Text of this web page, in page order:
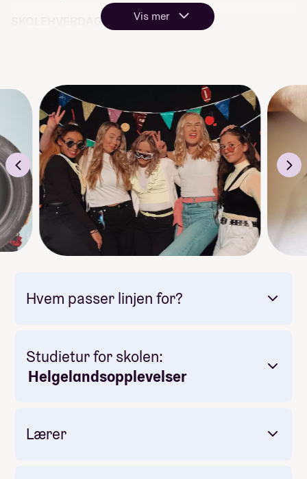
SKOLEHVERDAGEN
mulig. Noen temaer går over tre dager, andre temaer
går over flere uker. Vi jobber både i
grupper og
individuelt . Det er to uker med fordypning hvert
semester, da velger du selv hva du vil jobbe med.
Noen uker gjør vi også helt andre ting sammen med
resten av skolen.
På Kreativ MIXønsker vi å gi impulser til forandring,
kreativ energi, inspirasjon, gode ideer og initiativ.
Denne linja er
perfekt for degsom trives best når du
får holde på med litt forskjellig.
Vis mer
Hvem passer linjen for?
Studietur for skolen:
Helgelandsopplevelser
Lærer